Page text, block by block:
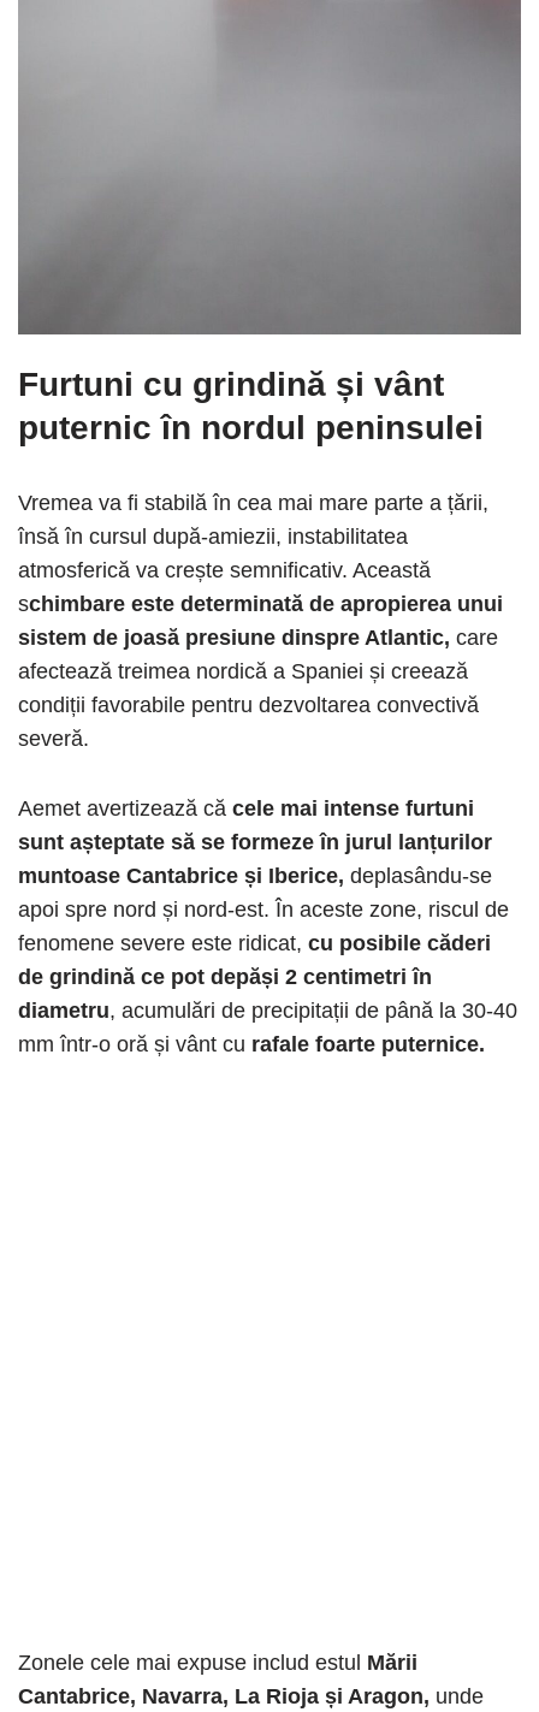
Furtuni cu grindină și vânt
puternic în nordul peninsulei
Vremea va fi stabilă în cea mai mare parte a țării,
însă în cursul după-amiezii, instabilitatea
atmosferică va crește semnificativ. Această
schimbare este determinată de apropierea unui
sistem de joasă presiune dinspre Atlantic, care
afectează treimea nordică a Spaniei și creează
condiții favorabile pentru dezvoltarea convectivă
severă.
Aemet avertizează că cele mai intense furtuni
sunt așteptate să se formeze în jurul lanțurilor
muntoase Cantabrice și Iberice, deplasându-se
apoi spre nord și nord-est. În aceste zone, riscul de
fenomene severe este ridicat, cu posibile căderi
de grindină ce pot depăși 2 centimetri în
diametru, acumulări de precipitații de până la 30-40
mm într-o oră și vânt cu rafale foarte puternice.
Zonele cele mai expuse includ estul Mării
Cantabrice, Navarra, La Rioja și Aragon, unde